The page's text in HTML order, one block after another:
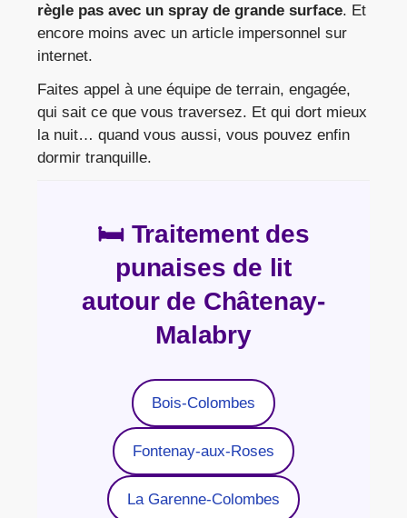
règle pas avec un spray de grande surface. Et
encore moins avec un article impersonnel sur
internet.
Faites appel à une équipe de terrain, engagée,
qui sait ce que vous traversez. Et qui dort mieux
la nuit… quand vous aussi, vous pouvez enfin
dormir tranquille.
🛏️ Traitement des
punaises de lit
autour de Châtenay-
Malabry
Bois-Colombes
Fontenay-aux-Roses
La Garenne-Colombes